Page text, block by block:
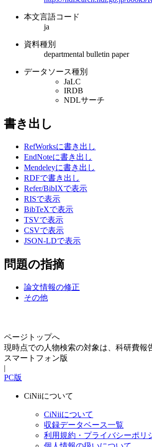
本文言語コード
ja
資料種別
departmental bulletin paper
データソース種別
JaLC
IRDB
NDLサーチ
書き出し
RefWorksに書き出し
EndNoteに書き出し
Mendeleyに書き出し
RDFで書き出し
Refer/BibIXで表示
RISで表示
BibTeXで表示
TSVで表示
CSVで表示
JSON-LDで表示
問題の指摘
論文情報の修正
その他
ページトップへ
現時点での人物検索の対象は、科研費報
スマートフォン版
|
PC版
CiNiiについて
CiNiiについて
収録データベース一覧
利用規約・プライバシーポリ